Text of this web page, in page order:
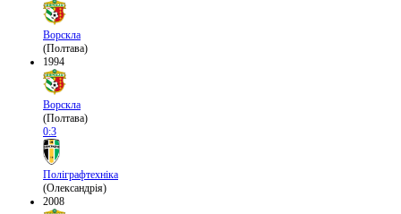
Ворскла
(Полтава)
1994
Ворскла
(Полтава)
0:3
Поліграфтехніка
(Олександрія)
2008